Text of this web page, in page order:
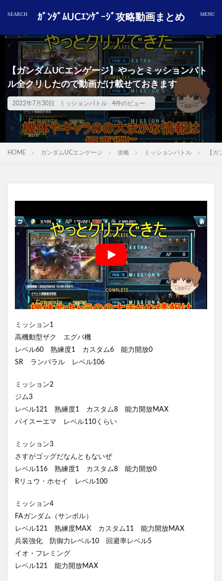
ｶﾞﾝﾀﾞﾑUCｴﾝｹﾞｰｼﾞ攻略動画まとめ
【ガンダムUCエンゲージ】やっとミッションバト
ル全クリしたので動画だけ載せておきます
2022年7月30日 ミッションバトル 4件のビュー
HOME ガンダムUCエンゲージ 攻略 ミッションバトル 【
ミッション1
高機動型ザク エグバ機
レベル60 熟練度1 カスタム6 能力開放0
SR ランバラル レベル106
ミッション2
ジム3
レベル121 熟練度1 カスタム8 能力開放MAX
パイスーエマ レベル110くらい
ミッション3
さすがゴッグだなんともないぜ
レベル116 熟練度1 カスタム8 能力開放0
Rリュウ・ホセイ レベル100
ミッション4
FAガンダム（サンボル）
レベル121 熟練度MAX カスタム11 能力開放MAX
兵装強化 防御力レベル10 回避率レベル5
イオ・フレミング
レベル121 能力開放MAX